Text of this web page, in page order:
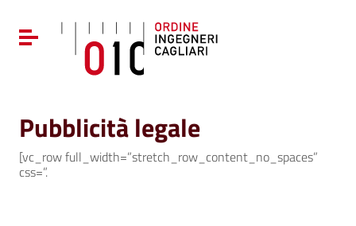
Vai al menu di navigazione
Vai al footer
Attiva / disattiva la navigazione
Pubblicità legale
[vc_row full_width=”stretch_row_content_no_spaces”
css=”.